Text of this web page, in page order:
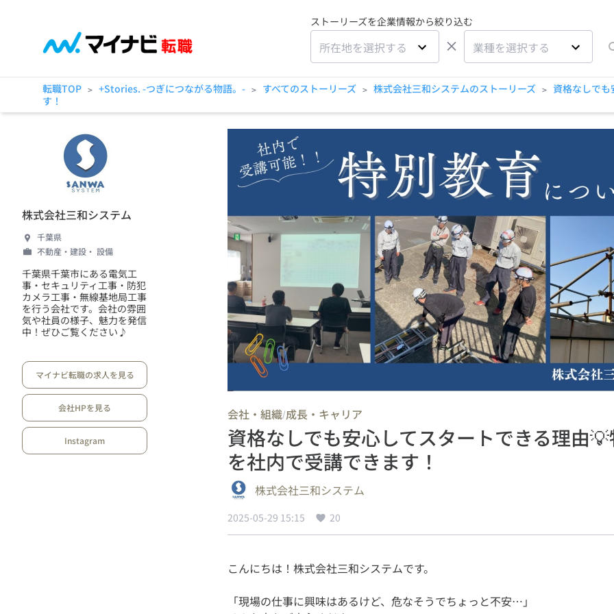
ストーリーズを企業情報から絞り込む
所在地を選択する × 業種を選択する
転職TOP > +Stories. -つぎにつながる物語。- > すべてのストーリーズ > 株式会社三和システムのストーリーズ > 資格なしで
す！
株式会社三和システム
千葉県
不動産・建設・ 設備
千葉県千葉市にある電気工
事・セキュリティ工事・防犯
カメラ工事・無線基地局工事
を行う会社です。会社の雰囲
気や社員の様子、魅力を発信
中！ぜひご覧ください♪
マイナビ転職の求人を見る
会社HPを見る
Instagram
会社・組織/成長・キャリア
資格なしでも安心してスタートできる理由
を社内で受講できます！
株式会社三和システム
2025-05-29 15:15 20
「現場の仕事に興味はあるけど、危なそうでちょっと不安…」